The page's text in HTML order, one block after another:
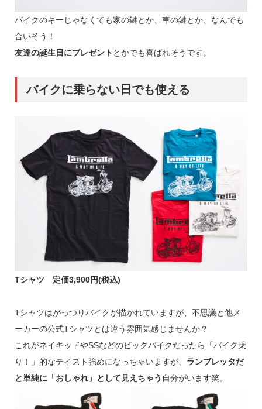
バイクのキーじゃなくても家の鍵とか、車の鍵とか、なんでも
合いそう！
友達の誕生日にプレゼント とかでも喜ばれそうです。
バイクに乗らない日でも使える
Tシャツ 定価3,900円(税込)
Tシャツはがっつりバイクが描かれていますが、不思議と他メ
ーカーの公式Tシャツとは違う雰囲気感じませんか？
これがネイキッドやSSなどのビックバイクだったら「バイク乗
り！」的なテイスト強めになっちゃいますが、 ランブレッタだ
と単純に「おしゃれ」として見えちゃう 自分がいます笑。